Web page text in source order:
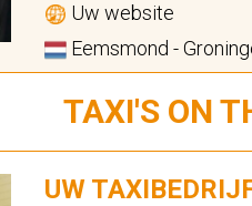
Uw website
Eemsmond -
TAXI'S ON
UW